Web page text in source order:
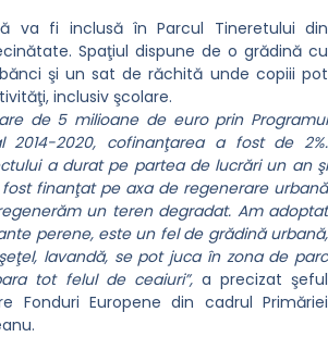
va fi inclusă în Parcul Tineretului din
Spaţiul dispune de o grădină cu
şi un sat de răchită unde copiii pot
inclusiv şcolare.
de 5 milioane de euro prin Programul
2014-2020, cofinanţarea a fost de 2%.
a durat pe partea de lucrări un an şi
finanţat pe axa de regenerare urbană
un teren degradat. Am adoptat
perene, este un fel de grădină urbană,
lavandă, se pot juca în zona de parc
tot felul de ceaiuri”,a precizat şeful
Fonduri Europene din cadrul Primăriei